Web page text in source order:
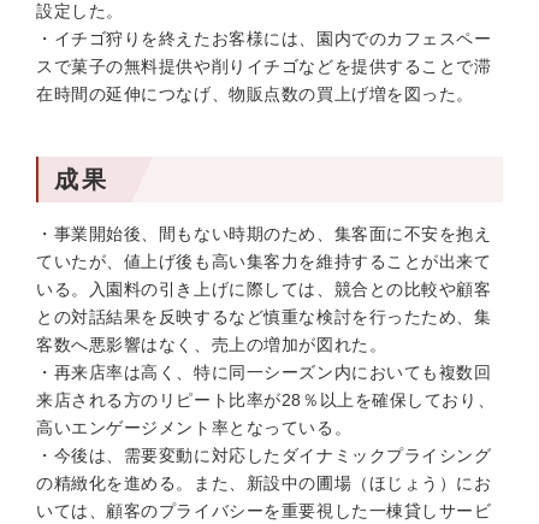
設定した。
・イチゴ狩りを終えたお客様には、園内でのカフェスペー
スで菓子の無料提供や削りイチゴなどを提供することで滞
在時間の延伸につなげ、物販点数の買上げ増を図った。
成果
・事業開始後、間もない時期のため、集客面に不安を抱え
ていたが、値上げ後も高い集客力を維持することが出来て
いる。入園料の引き上げに際しては、競合との比較や顧客
との対話結果を反映するなど慎重な検討を行ったため、集
客数へ悪影響はなく、売上の増加が図れた。
・再来店率は高く、特に同一シーズン内においても複数回
来店される方のリピート比率が28％以上を確保しており、
高いエンゲージメント率となっている。
・今後は、需要変動に対応したダイナミックプライシング
の精緻化を進める。また、新設中の圃場（ほじょう）にお
いては、顧客のプライバシーを重要視した一棟貸しサービ